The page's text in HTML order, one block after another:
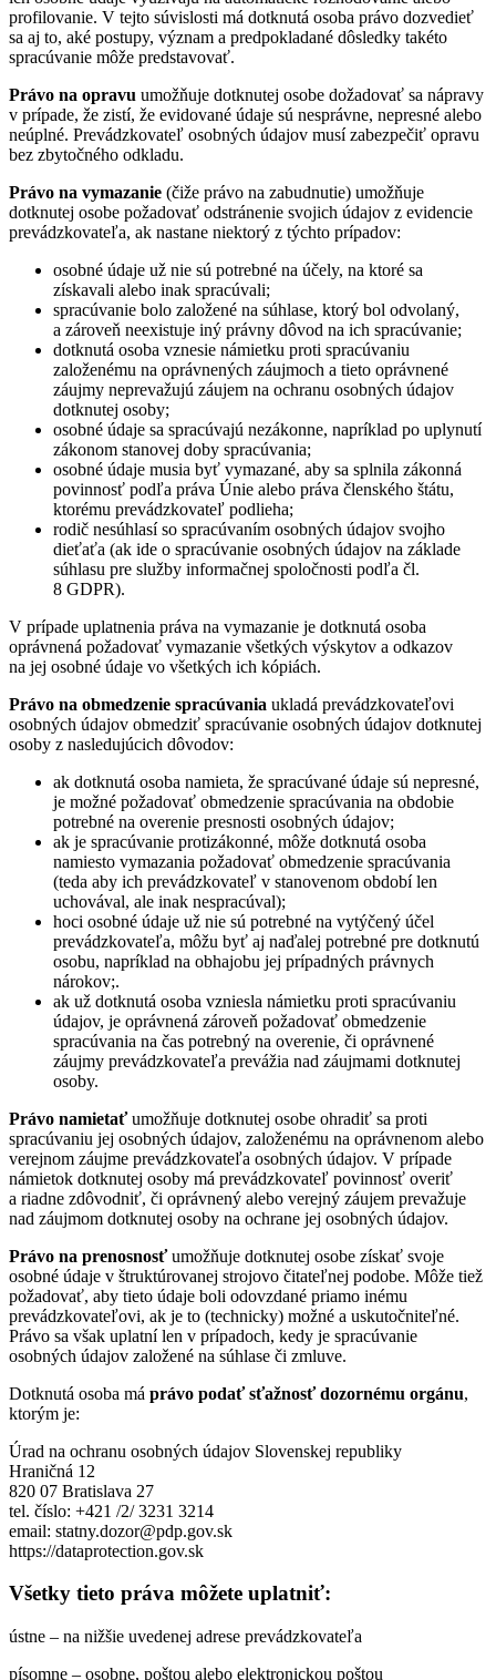
profilovanie. V tejto súvislosti má dotknutá osoba právo dozvedieť
sa aj to, aké postupy, význam a predpokladané dôsledky takéto
spracúvanie môže predstavovať.
Právo na opravu umožňuje dotknutej osobe dožadovať sa nápravy
v prípade, že zistí, že evidované údaje sú nesprávne, nepresné alebo
neúplné. Prevádzkovateľ osobných údajov musí zabezpečiť opravu
bez zbytočného odkladu.
Právo na vymazanie (čiže právo na zabudnutie) umožňuje
dotknutej osobe požadovať odstránenie svojich údajov z evidencie
prevádzkovateľa, ak nastane niektorý z týchto prípadov:
osobné údaje už nie sú potrebné na účely, na ktoré sa
získavali alebo inak spracúvali;
spracúvanie bolo založené na súhlase, ktorý bol odvolaný,
a zároveň neexistuje iný právny dôvod na ich spracúvanie;
dotknutá osoba vznesie námietku proti spracúvaniu
založenému na oprávnených záujmoch a tieto oprávnené
záujmy neprevažujú záujem na ochranu osobných údajov
dotknutej osoby;
osobné údaje sa spracúvajú nezákonne, napríklad po uplynutí
zákonom stanovej doby spracúvania;
osobné údaje musia byť vymazané, aby sa splnila zákonná
povinnosť podľa práva Únie alebo práva členského štátu,
ktorému prevádzkovateľ podlieha;
rodič nesúhlasí so spracúvaním osobných údajov svojho
dieťaťa (ak ide o spracúvanie osobných údajov na základe
súhlasu pre služby informačnej spoločnosti podľa čl.
8 GDPR).
V prípade uplatnenia práva na vymazanie je dotknutá osoba
oprávnená požadovať vymazanie všetkých výskytov a odkazov
na jej osobné údaje vo všetkých ich kópiách.
Právo na obmedzenie spracúvania ukladá prevádzkovateľovi
osobných údajov obmedziť spracúvanie osobných údajov dotknutej
osoby z nasledujúcich dôvodov:
ak dotknutá osoba namieta, že spracúvané údaje sú nepresné,
je možné požadovať obmedzenie spracúvania na obdobie
potrebné na overenie presnosti osobných údajov;
ak je spracúvanie protizákonné, môže dotknutá osoba
namiesto vymazania požadovať obmedzenie spracúvania
(teda aby ich prevádzkovateľ v stanovenom období len
uchovával, ale inak nespracúval);
hoci osobné údaje už nie sú potrebné na vytýčený účel
prevádzkovateľa, môžu byť aj naďalej potrebné pre dotknutú
osobu, napríklad na obhajobu jej prípadných právnych
nárokov;.
ak už dotknutá osoba vzniesla námietku proti spracúvaniu
údajov, je oprávnená zároveň požadovať obmedzenie
spracúvania na čas potrebný na overenie, či oprávnené
záujmy prevádzkovateľa prevážia nad záujmami dotknutej
osoby.
Právo namietaťumožňuje dotknutej osobe ohradiť sa proti
spracúvaniu jej osobných údajov, založenému na oprávnenom alebo
verejnom záujme prevádzkovateľa osobných údajov. V prípade
námietok dotknutej osoby má prevádzkovateľ povinnosť overiť
a riadne zdôvodniť, či oprávnený alebo verejný záujem prevažuje
nad záujmom dotknutej osoby na ochrane jej osobných údajov.
Právo na prenosnosťumožňuje dotknutej osobe získať svoje
osobné údaje v štruktúrovanej strojovo čitateľnej podobe. Môže tiež
požadovať, aby tieto údaje boli odovzdané priamo inému
prevádzkovateľovi, ak je to (technicky) možné a uskutočniteľné.
Právo sa však uplatní len v prípadoch, kedy je spracúvanie
osobných údajov založené na súhlase či zmluve.
Dotknutá osoba má právo podať sťažnosť dozornému orgánu,
ktorým je:
Úrad na ochranu osobných údajov Slovenskej republiky
Hraničná 12
820 07 Bratislava 27
tel. číslo: +421 /2/ 3231 3214
email: statny.dozor@pdp.gov.sk
https://dataprotection.gov.sk
Všetky tieto práva môžete uplatniť:
ústne – na nižšie uvedenej adrese prevádzkovateľa
písomne – osobne, poštou alebo elektronickou poštou